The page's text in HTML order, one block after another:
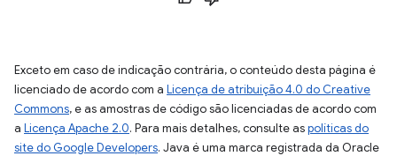
Exceto em caso de indicação contrária, o conteúdo desta página é
licenciado de acordo com a Licença de atribuição 4.0 do Creative
Commons, e as amostras de código são licenciadas de acordo com
a Licença Apache 2.0. Para mais detalhes, consulte aspolíticas do
site do Google Developers. Java é uma marca registrada da Oracle